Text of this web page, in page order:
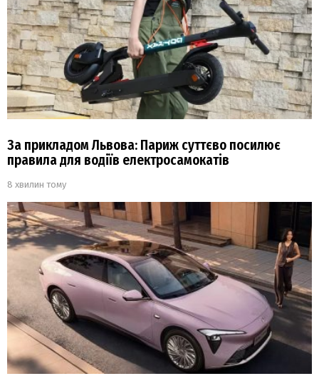
За прикладом Львова: Париж суттєво посилює
правила для водіїв електросамокатів
8 хвилин тому